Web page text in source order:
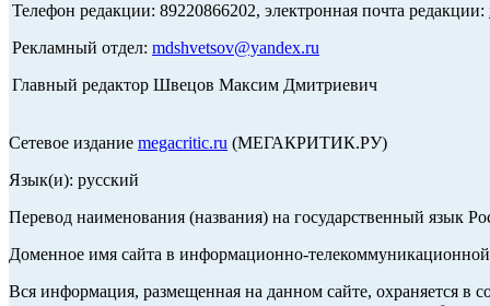
Телефон редакции: 89220866202, электронная почта редакции:
Рекламный отдел: mdshvetsov@yandex.ru
Главный редактор Швецов Максим Дмитриевич
Сетевое издание megacritic.ru (МЕГАКРИТИК.РУ)
Язык(и): русский
Перевод наименования (названия) на государственный язык
Доменное имя сайта в информационно-
Вся информация, размещенная на данном сайте, охраняется в